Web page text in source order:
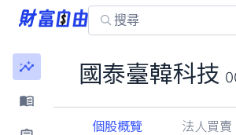
國泰臺韓科技
個股概覽 法人買賣